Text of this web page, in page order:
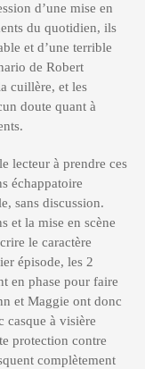
d’une mise en
du quotidien, ils
et d’une terrible
de Robert
cuillère, et les
doute quant à
lecteur à prendre ces
échappatoire
sans discussion.
et la mise en scène
le caractère
épisode, les 2
en phase pour faire
et Maggie ont donc
casque à visière
protection contre
complètement